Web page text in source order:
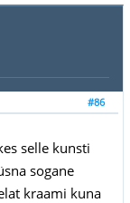
#86
selle kunsti
sogane
kraami kuna